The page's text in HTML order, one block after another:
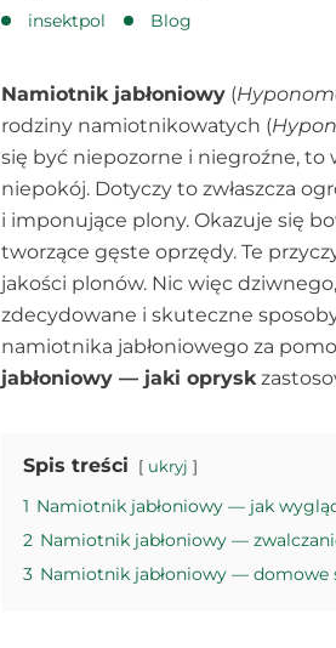
insektpol Blog
Namiotnik jabłoniowy (
rodziny namiotnikowatych (
się być niepozorne i niegroźne,
niepokój. Dotyczy to zwłaszcza
i imponujące plony. Okazuje się
tworzące gęste oprzędy. Te
jakości plonów. Nic więc
zdecydowane i skuteczne
namiotnika jabłoniowego za
jabłoniowy — jaki oprysk
Spis treści ukryj
1 Namiotnik jabłoniowy — jak
2 Namiotnik jabłoniowy —
3 Namiotnik jabłoniowy — domowe